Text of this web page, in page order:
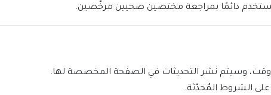
دائمًا بمراجعة مختصين صحيين مرخّصين.
وقت، وسيتم نشر التحديثات في الصفحة المخصصة لها.
على الشروط المُحدّثة.